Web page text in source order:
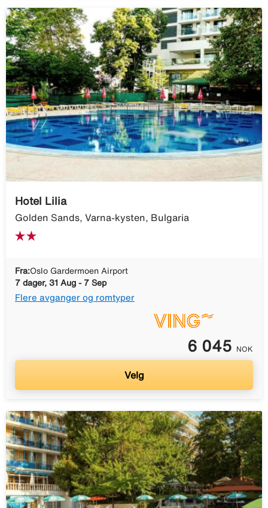
Hotel Lilia
Golden Sands, Varna-kysten, Bulgaria
Fra:Oslo Gardermoen Airport
7 dager, 31 Aug - 7 Sep
Flere avganger og romtyper
6 045 NOK
Velg